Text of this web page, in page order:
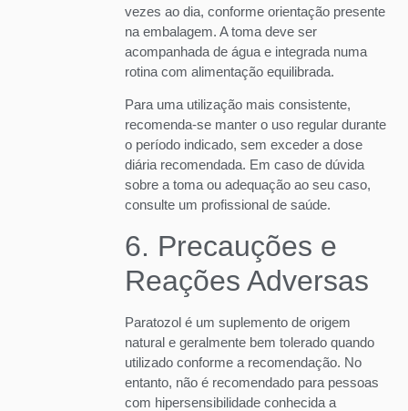
vezes ao dia, conforme orientação presente
na embalagem. A toma deve ser
acompanhada de água e integrada numa
rotina com alimentação equilibrada.
Para uma utilização mais consistente,
recomenda-se manter o uso regular durante
o período indicado, sem exceder a dose
diária recomendada. Em caso de dúvida
sobre a toma ou adequação ao seu caso,
consulte um profissional de saúde.
6. Precauções e
Reações Adversas
Paratozol é um suplemento de origem
natural e geralmente bem tolerado quando
utilizado conforme a recomendação. No
entanto, não é recomendado para pessoas
com hipersensibilidade conhecida a